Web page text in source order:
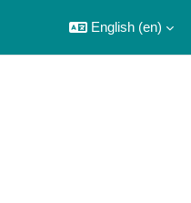
English ‎(en)‎